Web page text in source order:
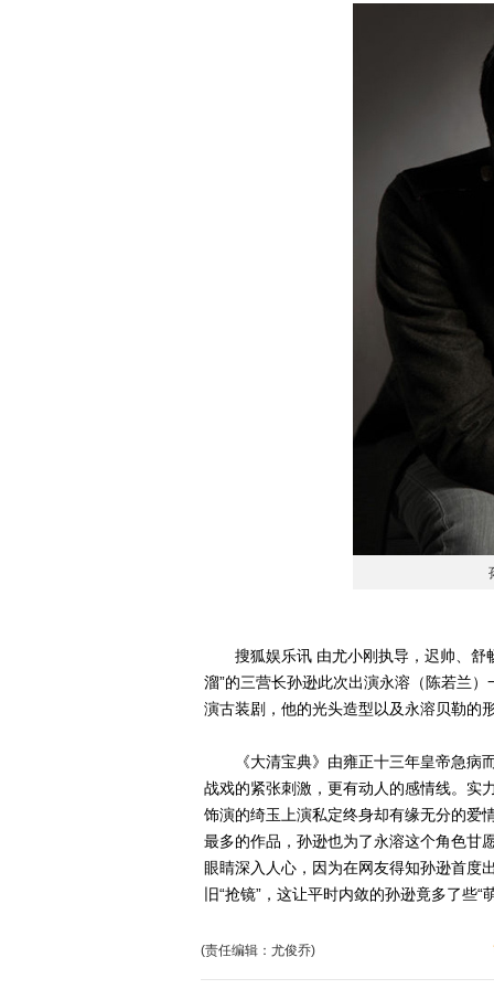
搜狐娱乐讯 由尤小刚执导，迟帅、舒
溜”的三营长孙逊此次出演永溶（陈若兰
演古装剧，他的光头造型以及永溶贝勒的
《大清宝典》由雍正十三年皇帝急病而
战戏的紧张刺激，更有动人的感情线。实
饰演的绮玉上演私定终身却有缘无分的爱
最多的作品，孙逊也为了永溶这个角色甘
眼睛深入人心，因为在网友得知孙逊首度
旧“抢镜”，这让平时内敛的孙逊竟多了些“
(责任编辑：尤俊乔)